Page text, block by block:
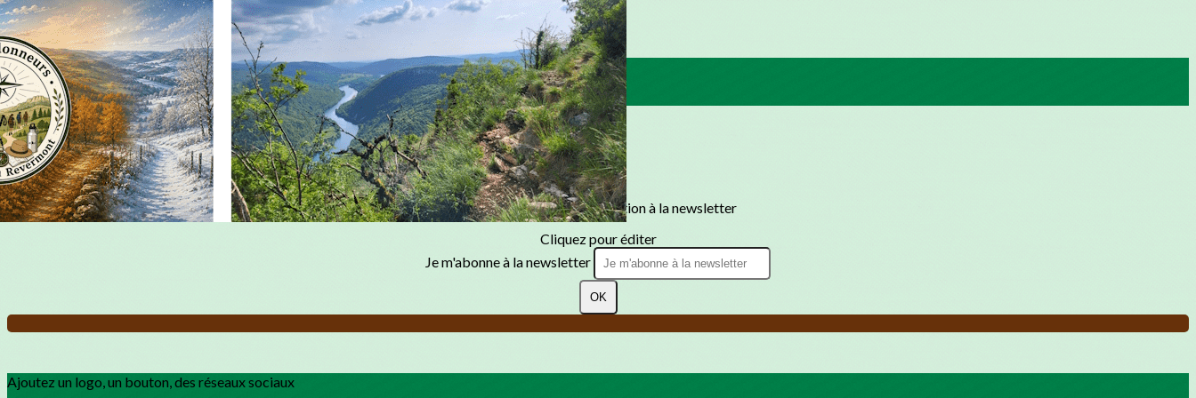
Exporter les lignes sélectionnées
Exporter toutes les colonnes
Exporter uniquement les colonnes affichées
Menu
?>
Images de la page d'accueil
Cliquez pour éditer
Texte, bouton et/ou inscription à la newsletter
Cliquez pour éditer
Je m'abonne à la newsletter
OK
Ajoutez un logo, un bouton, des réseaux sociaux